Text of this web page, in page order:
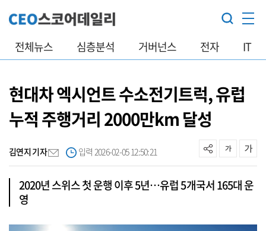
전체뉴스 심층분석 거버넌스 전자 IT
현대차 엑시언트 수소전기트럭, 유럽
누적 주행거리 2000만km 달성
김연지 기자 입력 2026-02-05 12:50:21
2020년 스위스 첫 운행 이후 5년…유럽 5개국서 165대 운
영